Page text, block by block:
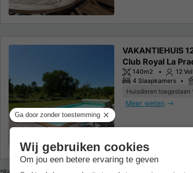
VAKANTIEHUIS
Club Royal La
140m2
12
4 Slaapkamers
Huisdieren toegestaan
Meer weten